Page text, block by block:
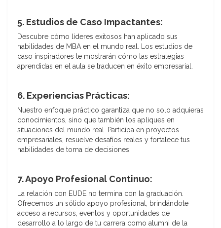
5. Estudios de Caso Impactantes:
Descubre cómo líderes exitosos han aplicado sus
habilidades de MBA en el mundo real. Los estudios de
caso inspiradores te mostrarán cómo las estrategias
aprendidas en el aula se traducen en éxito empresarial.
6. Experiencias Prácticas:
Nuestro enfoque práctico garantiza que no solo adquieras
conocimientos, sino que también los apliques en
situaciones del mundo real. Participa en proyectos
empresariales, resuelve desafíos reales y fortalece tus
habilidades de toma de decisiones.
7. Apoyo Profesional Continuo:
La relación con EUDE no termina con la graduación.
Ofrecemos un sólido apoyo profesional, brindándote
acceso a recursos, eventos y oportunidades de
desarrollo a lo largo de tu carrera como alumni de la